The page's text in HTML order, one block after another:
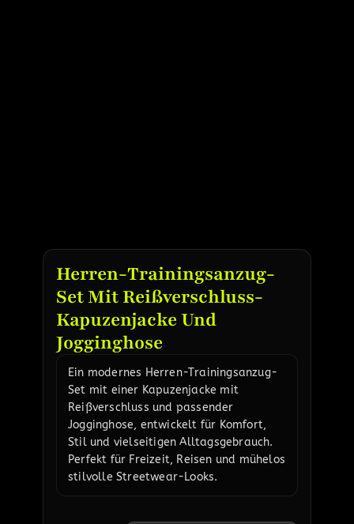
Herren-Trainingsanzug-
Set Mit Reißverschluss-
Kapuzenjacke Und
Jogginghose
Ein modernes Herren-Trainingsanzug-
Set mit einer Kapuzenjacke mit
Reißverschluss und passender
Jogginghose, entwickelt für Komfort,
Stil und vielseitigen Alltagsgebrauch.
Perfekt für Freizeit, Reisen und mühelos
stilvolle Streetwear-Looks.